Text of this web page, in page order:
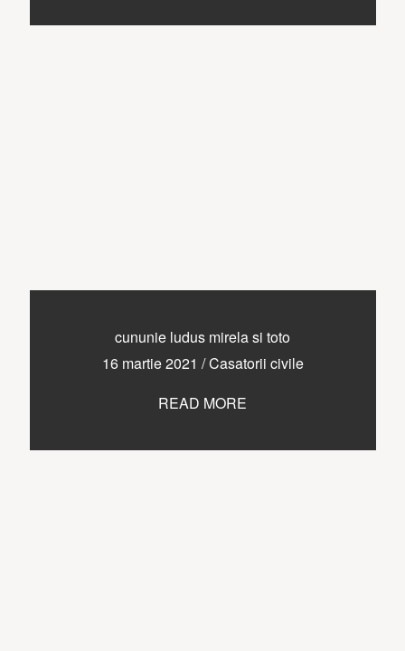
cununie ludus mirela si toto
16 martie 2021 /Casatorii civile
READ MORE